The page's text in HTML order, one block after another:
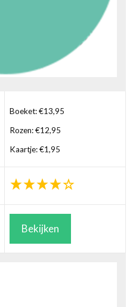
Boeket: €13,95
Rozen: €12,95
Kaartje: €1,95
Bekijken